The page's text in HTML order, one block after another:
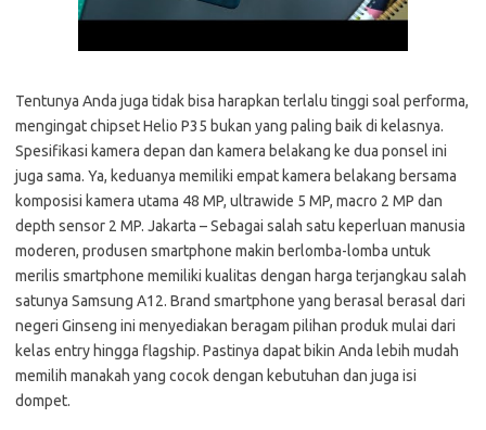
Tentunya Anda juga tidak bisa harapkan terlalu tinggi soal performa,
mengingat chipset Helio P35 bukan yang paling baik di kelasnya.
Spesifikasi kamera depan dan kamera belakang ke dua ponsel ini
juga sama. Ya, keduanya memiliki empat kamera belakang bersama
komposisi kamera utama 48 MP, ultrawide 5 MP, macro 2 MP dan
depth sensor 2 MP. Jakarta – Sebagai salah satu keperluan manusia
moderen, produsen smartphone makin berlomba-lomba untuk
merilis smartphone memiliki kualitas dengan harga terjangkau salah
satunya Samsung A12. Brand smartphone yang berasal berasal dari
negeri Ginseng ini menyediakan beragam pilihan produk mulai dari
kelas entry hingga flagship. Pastinya dapat bikin Anda lebih mudah
memilih manakah yang cocok dengan kebutuhan dan juga isi
dompet.